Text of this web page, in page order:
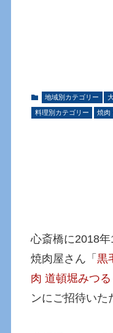
地域別カテゴリー
料理別カテゴリー 焼肉
心斎橋に2018
焼肉屋さん「黒
肉 道頓堀みつ
ンにご招待いた